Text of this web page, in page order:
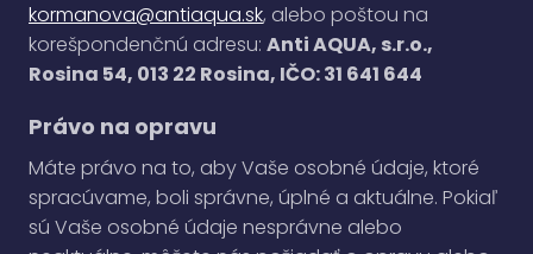
kormanova@antiaqua.sk, alebo poštou na
korešpondenčnú adresu: Anti AQUA, s.r.o.,
Rosina 54, 013 22 Rosina, IČO: 31 641 644
Právo na opravu
Máte právo na to, aby Vaše osobné údaje, ktoré
spracúvame, boli správne, úplné a aktuálne. Pokiaľ
sú Vaše osobné údaje nesprávne alebo